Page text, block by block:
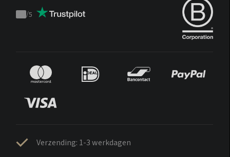
Trustpilot
/5
Verzending: 1-3 werkdagen